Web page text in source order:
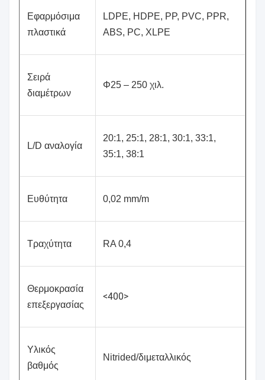
Εφαρμόσιμα
πλαστικά
LDPE, HDPE, PP, PVC, PPR,
ABS, PC, XLPE
Σειρά
διαμέτρων
Φ25 – 250 χιλ.
L/D αναλογία
20:1, 25:1, 28:1, 30:1, 33:1,
35:1, 38:1
Ευθύτητα 0,02 mm/m
Τραχύτητα RA 0,4
Θερμοκρασία
επεξεργασίας
<400>
Υλικός
βαθμός
Nitrided/διμεταλλικός